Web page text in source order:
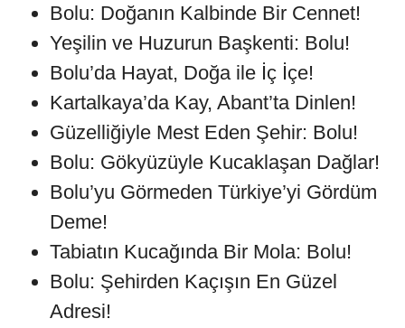
Bolu: Doğanın Kalbinde Bir Cennet!
Yeşilin ve Huzurun Başkenti: Bolu!
Bolu’da Hayat, Doğa ile İç İçe!
Kartalkaya’da Kay, Abant’ta Dinlen!
Güzelliğiyle Mest Eden Şehir: Bolu!
Bolu: Gökyüzüyle Kucaklaşan Dağlar!
Bolu’yu Görmeden Türkiye’yi Gördüm
Deme!
Tabiatın Kucağında Bir Mola: Bolu!
Bolu: Şehirden Kaçışın En Güzel
Adresi!